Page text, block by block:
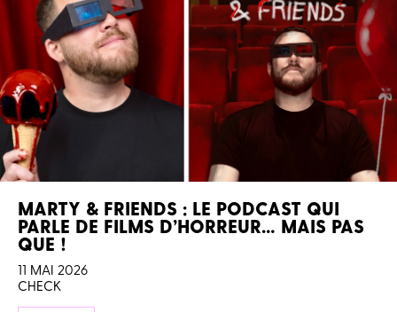
MARTY & FRIENDS : LE PODCAST QUI
PARLE DE FILMS D’HORREUR… MAIS PAS
QUE !
11 MAI 2026
CHECK